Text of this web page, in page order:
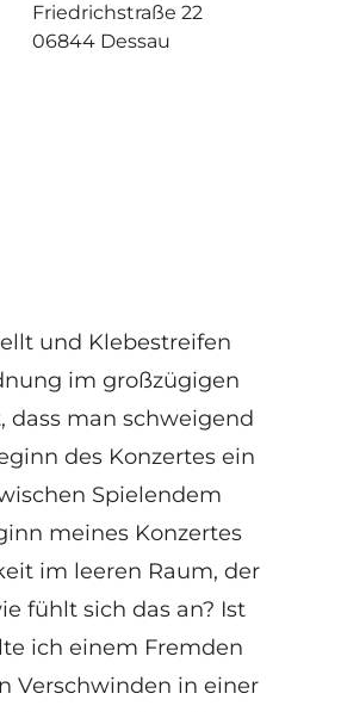
Friedrichstraße 22
06844 Dessau
und Klebestreifen
im großzügigen
dass man schweigend
des Konzertes ein
Spielendem
meines Konzertes
im leeren Raum, der
fühlt sich das an? Ist
ich einem Fremden
Verschwinden in einer